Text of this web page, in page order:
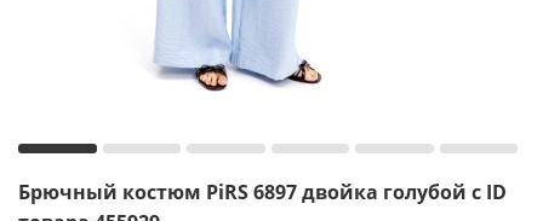
Брючный костюм PiRS 6897 двойка голубой с ID